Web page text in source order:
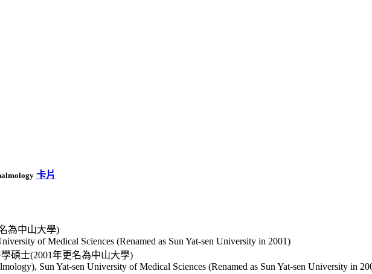
卡片
為中山大學)
of Medical Sciences (Renamed as Sun Yat-sen University in 2001)
碩士(2001年更名為中山大學)
Sun Yat-sen University of Medical Sciences (Renamed as Sun Yat-sen University in